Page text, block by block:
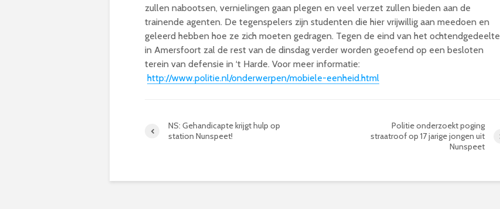
zullen nabootsen, vernielingen gaan plegen en veel verzet zullen bieden aan de
trainende agenten. De tegenspelers zijn studenten die hier vrijwillig aan meedoen en
geleerd hebben hoe ze zich moeten gedragen. Tegen de eind van het ochtendgedeelte
in Amersfoort zal de rest van de dinsdag verder worden geoefend op een besloten
terein van defensie in ‘t Harde. Voor meer informatie:
http://www.politie.nl/onderwerpen/mobiele-eenheid.html
NS: Gehandicapte krijgt hulp op
station Nunspeet!
Politie onderzoekt poging
straatroof op 17 jarige jongen uit
Nunspeet